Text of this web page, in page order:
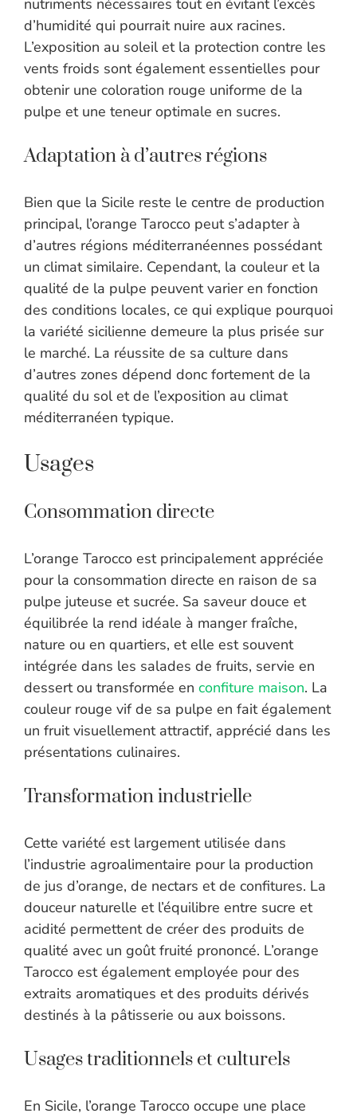
nutriments nécessaires tout en évitant l’excès
d’humidité qui pourrait nuire aux racines.
L’exposition au soleil et la protection contre les
vents froids sont également essentielles pour
obtenir une coloration rouge uniforme de la
pulpe et une teneur optimale en sucres.
Adaptation à d’autres régions
Bien que la Sicile reste le centre de production
principal, l’orange Tarocco peut s’adapter à
d’autres régions méditerranéennes possédant
un climat similaire. Cependant, la couleur et la
qualité de la pulpe peuvent varier en fonction
des conditions locales, ce qui explique pourquoi
la variété sicilienne demeure la plus prisée sur
le marché. La réussite de sa culture dans
d’autres zones dépend donc fortement de la
qualité du sol et de l’exposition au climat
méditerranéen typique.
Usages
Consommation directe
L’orange Tarocco est principalement appréciée
pour la consommation directe en raison de sa
pulpe juteuse et sucrée. Sa saveur douce et
équilibrée la rend idéale à manger fraîche,
nature ou en quartiers, et elle est souvent
intégrée dans les salades de fruits, servie en
dessert ou transformée en confiture maison. La
couleur rouge vif de sa pulpe en fait également
un fruit visuellement attractif, apprécié dans les
présentations culinaires.
Transformation industrielle
Cette variété est largement utilisée dans
l’industrie agroalimentaire pour la production
de jus d’orange, de nectars et de confitures. La
douceur naturelle et l’équilibre entre sucre et
acidité permettent de créer des produits de
qualité avec un goût fruité prononcé. L’orange
Tarocco est également employée pour des
extraits aromatiques et des produits dérivés
destinés à la pâtisserie ou aux boissons.
Usages traditionnels et culturels
En Sicile, l’orange Tarocco occupe une place